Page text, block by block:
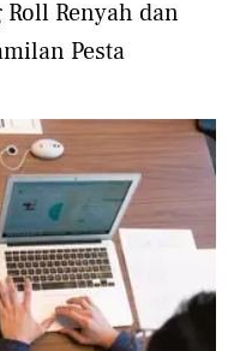
Renyah dan
Pesta